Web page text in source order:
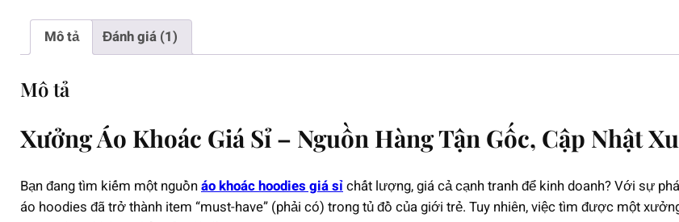
Mô tả Đánh giá (1)
Mô tả
Xưởng Áo Khoác Giá Sỉ – Nguồn Hàng Tận Gốc, Cập Nhật
Bạn đang tìm kiếm một nguồnáo khoác hoodies giá sỉchất lượng, giá cả cạnh tranh để kinh doanh? Với sự
áo hoodies đã trở thành item “must-have” (phải có) trong tủ đồ của giới trẻ. Tuy nhiên, việc tìm được một